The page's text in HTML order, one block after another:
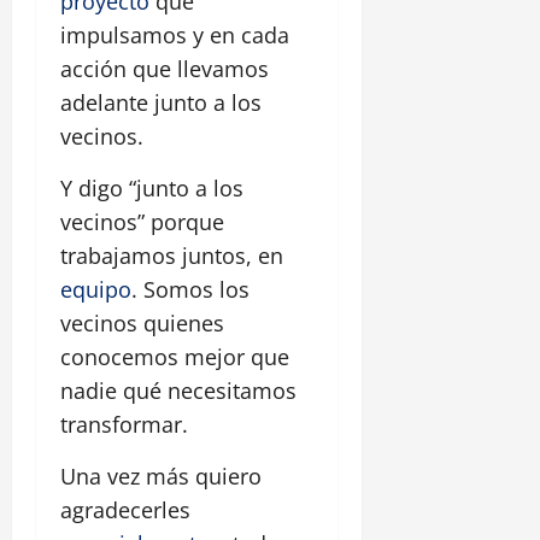
impulsamos y en cada
acción que llevamos
adelante junto a los
vecinos.
Y digo “junto a los
vecinos” porque
trabajamos juntos, en
equipo. Somos los
vecinos quienes
conocemos mejor que
nadie qué necesitamos
transformar.
Una vez más quiero
agradecerles